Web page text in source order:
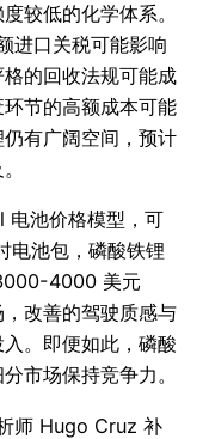
较低的化学体系。
进口关税可能影响
的回收法规可能成
节的高额成本可能
有广阔空间，预计
池价格模型，可
电池包，磷酸铁锂
4000 美元
，改善的驾驶质感与
。即便如此，磷酸
市场保持竞争力。
师 Hugo Cruz 补